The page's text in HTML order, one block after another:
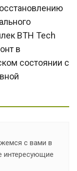
BTH Tech
в
состоянии с
с вами в
интересующие